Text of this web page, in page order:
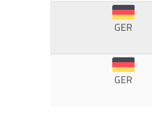
GER
GER